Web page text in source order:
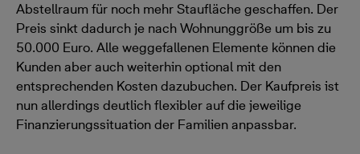
Abstellraum für noch mehr Staufläche geschaffen. Der
Preis sinkt dadurch je nach Wohnunggröße um bis zu
50.000 Euro. Alle weggefallenen Elemente können die
Kunden aber auch weiterhin optional mit den
entsprechenden Kosten dazubuchen. Der Kaufpreis ist
nun allerdings deutlich flexibler auf die jeweilige
Finanzierungssituation der Familien anpassbar.